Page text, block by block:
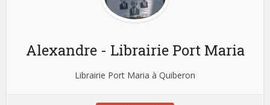
Alexandre - Librairie Port Maria
Librairie Port Maria à Quiberon